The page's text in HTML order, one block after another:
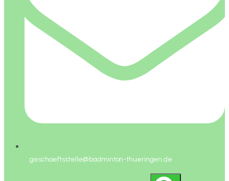
geschaeftsstelle@badminton-thueringen.de